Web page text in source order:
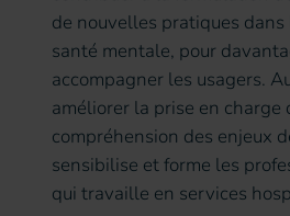
de nouvelles pratiques
santé mentale, pour
accompagner les usagers.
améliorer la prise en charge
compréhension des enjeux
sensibilise et forme les
qui travaille en services